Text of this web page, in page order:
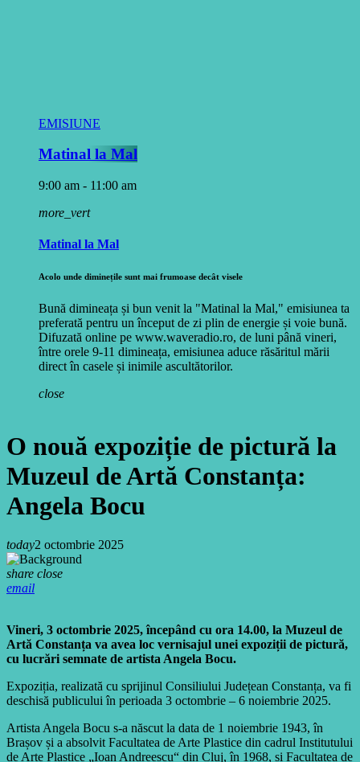
EMISIUNE
Matinal la Mal
9:00 am - 11:00 am
more_vert
Matinal la Mal
Acolo unde diminețile sunt mai frumoase decât visele
Bună dimineața și bun venit la "Matinal la Mal," emisiunea ta
preferată pentru un început de zi plin de energie și voie bună.
Difuzată online pe www.waveradio.ro, de luni până vineri,
între orele 9-11 dimineața, emisiunea aduce răsăritul mării
direct în casele și inimile ascultătorilor.
close
O nouă expoziție de pictură la
Muzeul de Artă Constanța:
Angela Bocu
today2 octombrie 2025
share close
email
Vineri, 3 octombrie 2025, începând cu ora 14.00, la Muzeul de
Artă Constanța va avea loc vernisajul unei expoziții de pictură,
cu lucrări semnate de artista Angela Bocu.
Expoziția, realizată cu sprijinul Consiliului Județean Constanța, va fi
deschisă publicului în perioada 3 octombrie – 6 noiembrie 2025.
Artista Angela Bocu s-a născut la data de 1 noiembrie 1943, în
Brașov și a absolvit Facultatea de Arte Plastice din cadrul Institutului
de Arte Plastice „Ioan Andreescu“ din Cluj, în 1968, și Facultatea de